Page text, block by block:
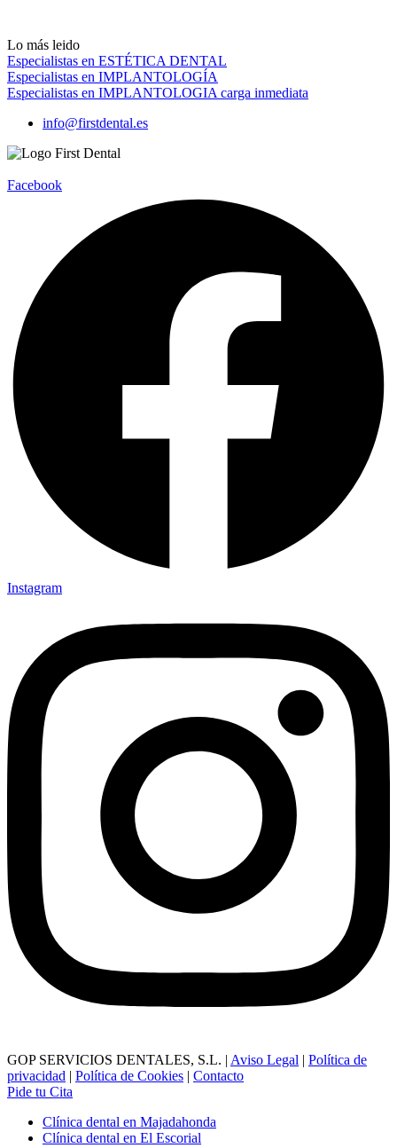
Lo más leido
Especialistas en ESTÉTICA DENTAL
Especialistas en IMPLANTOLOGÍA
Especialistas en IMPLANTOLOGIA carga inmediata
info@firstdental.es
Facebook
Instagram
GOP SERVICIOS DENTALES, S.L. | Aviso Legal | Política de
privacidad | Política de Cookies | Contacto
Pide tu Cita
Clínica dental en Majadahonda
Clínica dental en El Escorial